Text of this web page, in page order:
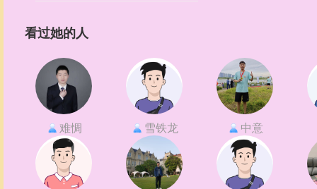
看过她的人
难惆 雪铁龙 中意